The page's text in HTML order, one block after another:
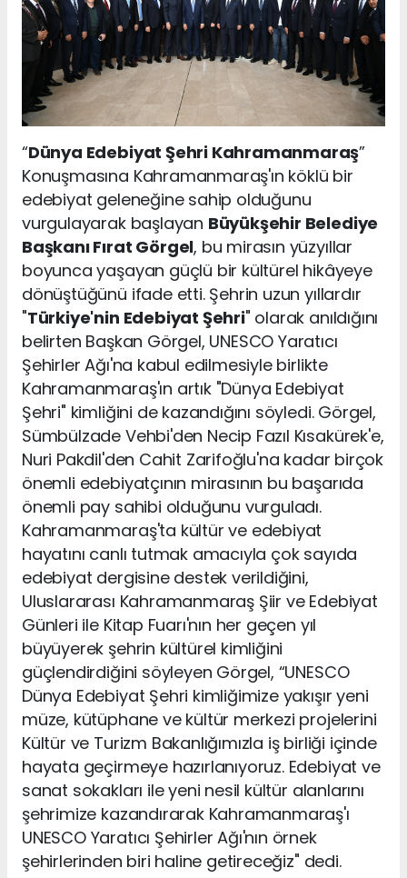
“Dünya Edebiyat Şehri Kahramanmaraş”
Konuşmasına Kahramanmaraş'ın köklü bir
edebiyat geleneğine sahip olduğunu
vurgulayarak başlayan Büyükşehir Belediye
Başkanı Fırat Görgel, bu mirasın yüzyıllar
boyunca yaşayan güçlü bir kültürel hikâyeye
dönüştüğünü ifade etti. Şehrin uzun yıllardır
"Türkiye'nin Edebiyat Şehri" olarak anıldığını
belirten Başkan Görgel, UNESCO Yaratıcı
Şehirler Ağı'na kabul edilmesiyle birlikte
Kahramanmaraş'ın artık "Dünya Edebiyat
Şehri" kimliğini de kazandığını söyledi. Görgel,
Sümbülzade Vehbi'den Necip Fazıl Kısakürek'e,
Nuri Pakdil'den Cahit Zarifoğlu'na kadar birçok
önemli edebiyatçının mirasının bu başarıda
önemli pay sahibi olduğunu vurguladı.
Kahramanmaraş'ta kültür ve edebiyat
hayatını canlı tutmak amacıyla çok sayıda
edebiyat dergisine destek verildiğini,
Uluslararası Kahramanmaraş Şiir ve Edebiyat
Günleri ile Kitap Fuarı'nın her geçen yıl
büyüyerek şehrin kültürel kimliğini
güçlendirdiğini söyleyen Görgel, “UNESCO
Dünya Edebiyat Şehri kimliğimize yakışır yeni
müze, kütüphane ve kültür merkezi projelerini
Kültür ve Turizm Bakanlığımızla iş birliği içinde
hayata geçirmeye hazırlanıyoruz. Edebiyat ve
sanat sokakları ile yeni nesil kültür alanlarını
şehrimize kazandırarak Kahramanmaraş'ı
UNESCO Yaratıcı Şehirler Ağı'nın örnek
şehirlerinden biri haline getireceğiz" dedi.